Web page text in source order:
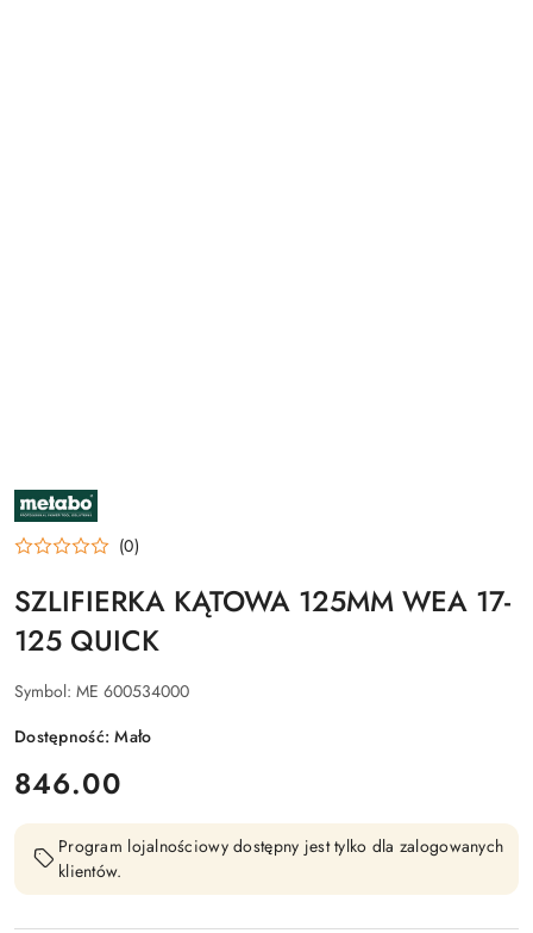
NAZWA
PRODUCENTA:
METABO
(0)
SZLIFIERKA KĄTOWA 125MM WEA 17-
125 QUICK
Symbol: ME 600534000
Dostępność:Mało
cena:
846.00
Program lojalnościowy dostępny jest tylko dla zalogowanych
klientów.